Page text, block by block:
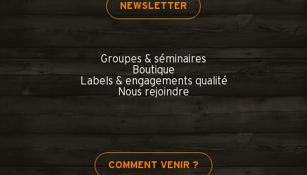
NEWSLETTER
Groupes & séminaires
Boutique
Labels & engagements qualité
Nous rejoindre
COMMENT VENIR ?